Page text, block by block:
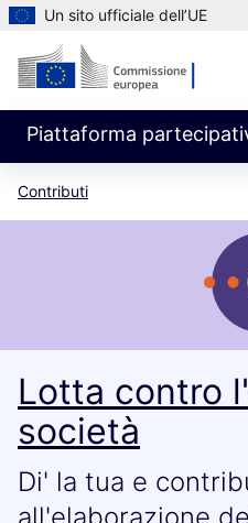
Un sito ufficiale dell’UE
Piattaforma
Contributi
Lotta contro
società
Di' la tua e
all'elaborazione